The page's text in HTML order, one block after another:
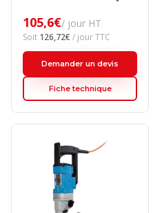
105,6€/ jour HT
Soit 126,72€ / jour TTC
Demander un devis
Fiche technique